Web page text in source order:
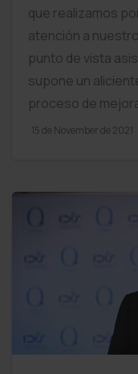
que realizamos
atención a
punto de vista
supone un
proceso de
15 de November de 2021